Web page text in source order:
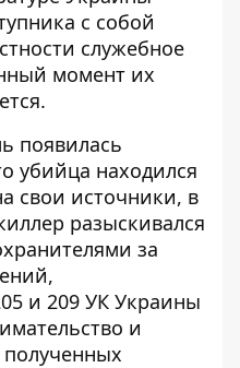
с собой
служебное
момент их
появилась
убийца находился
свои источники, в
разыскивался
за
и 209 УК Украины
и
полученных